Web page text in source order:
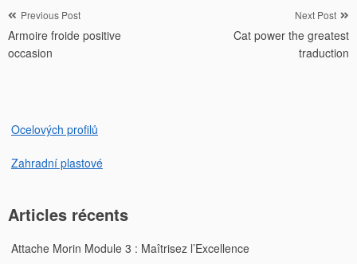
Navigation
de
l’article
Previous Post
Armoire froide positive
occasion
Next Post
Cat power the greatest
traduction
Ocelových profilů
Zahradní plastové
Articles récents
Attache Morin Module 3 : Maîtrisez l’Excellence